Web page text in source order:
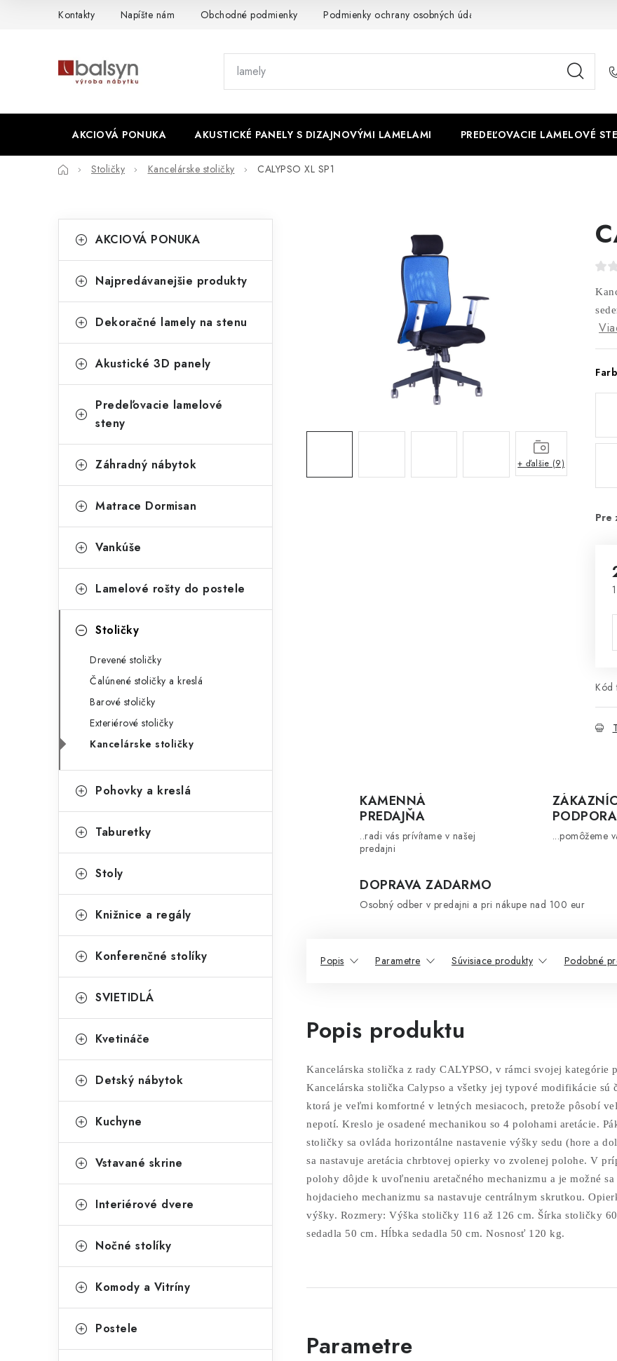
Kontakty Napíšte nám Obchodné podmienky Podmienky ochrany osobných údajov
AKCIOVÁ PONUKA AKUSTICKÉ PANELY S DIZAJNOVÝMI LAMELAMI PREDEĽOVACIE LAMELOVÉ
DomovStoličky Kancelárske stoličky CALYPSO XL SP1
o
n
ý
a
e
kategórie
a
e
ó
i
AKCIOVÁ PONUKA
Najpredávanejšie produkty
Dekoračné lamely na stenu
Akustické 3D panely
Predeľovacie lamelové
steny
Záhradný nábytok
Matrace Dormisan
Vankúše
Lamelové rošty do postele
Stoličky
Drevené stoličky
Čalúnené stoličky a kreslá
Barové stoličky
Exteriérové stoličky
Kancelárske stoličky
Pohovky a kreslá
Taburetky
Stoly
Knižnice a regály
Konferenčné stolíky
SVIETIDLÁ
Kvetináče
Detský nábytok
Kuchyne
Vstavané skrine
Interiérové dvere
Nočné stolíky
Komody a Vitríny
Postele
Kód
+ ďalšie (9)
KAMENNÁ
PREDAJŇA
..radi vás prívítame v našej
predajni
PODPORA
...pomôžeme
DOPRAVA ZADARMO
Osobný odber v predajni a pri nákupe nad 100 eur
Popis Parametre Súvisiace produkty Podobné
Popis produktu
Kancelárska stolička z rady CALYPSO, v rámci svojej kategórie
Kancelárska stolička Calypso a všetky jej typové modifikácie sú
ktorá je veľmi komfortné v letných mesiacoch, pretože pôsobí
nepotí. Kreslo je osadené mechanikou so 4 polohami aretácie.
stoličky sa ovláda horizontálne nastavenie výšky sedu (hore a
sa nastavuje aretácia chrbtovej opierky vo zvolenej polohe. V
polohy dôjde k uvoľneniu aretačného mechanizmu a je možné
hojdacieho mechanizmu sa nastavuje centrálnym skrutkou.
výšky. Rozmery: Výška stoličky 116 až 126 cm. Šírka stoličky
sedadla 50 cm. Hĺbka sedadla 50 cm. Nosnosť 120 kg.